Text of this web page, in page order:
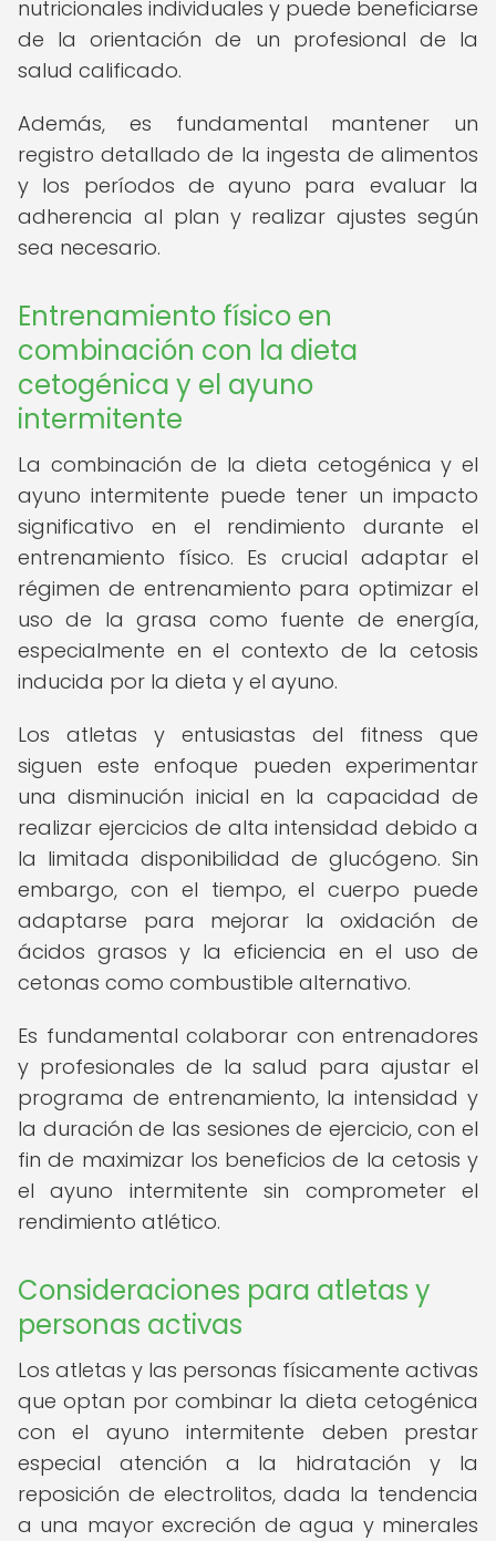
nutricionales individuales y puede beneficiarse
de la orientación de un profesional de la
salud calificado.
Además, es fundamental mantener un
registro detallado de la ingesta de alimentos
y los períodos de ayuno para evaluar la
adherencia al plan y realizar ajustes según
sea necesario.
Entrenamiento físico en
combinación con la dieta
cetogénica y el ayuno
intermitente
La combinación de la dieta cetogénica y el
ayuno intermitente puede tener un impacto
significativo en el rendimiento durante el
entrenamiento físico. Es crucial adaptar el
régimen de entrenamiento para optimizar el
uso de la grasa como fuente de energía,
especialmente en el contexto de la cetosis
inducida por la dieta y el ayuno.
Los atletas y entusiastas del fitness que
siguen este enfoque pueden experimentar
una disminución inicial en la capacidad de
realizar ejercicios de alta intensidad debido a
la limitada disponibilidad de glucógeno. Sin
embargo, con el tiempo, el cuerpo puede
adaptarse para mejorar la oxidación de
ácidos grasos y la eficiencia en el uso de
cetonas como combustible alternativo.
Es fundamental colaborar con entrenadores
y profesionales de la salud para ajustar el
programa de entrenamiento, la intensidad y
la duración de las sesiones de ejercicio, con el
fin de maximizar los beneficios de la cetosis y
el ayuno intermitente sin comprometer el
rendimiento atlético.
Consideraciones para atletas y
personas activas
Los atletas y las personas físicamente activas
que optan por combinar la dieta cetogénica
con el ayuno intermitente deben prestar
especial atención a la hidratación y la
reposición de electrolitos, dada la tendencia
a una mayor excreción de agua y minerales